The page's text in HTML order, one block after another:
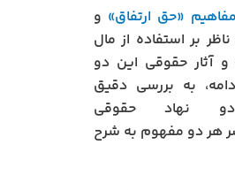
مفاهیم «حق ارتفاق» و
بر استفاده از مال
و آثار حقوقی این دو
به بررسی دقیق
نهاد حقوقی
هر دو مفهوم به شرح